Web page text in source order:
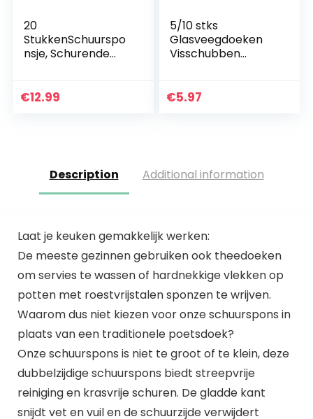
20
StukkenSchuurspo
nsje, Schurende
Sponzen, voor Het
€12.99
5/10 stks
Glasveegdoeken
Visschubben
Water, Microfiber
€5.97
Description Additional information
Laat je keuken gemakkelijk werken:
De meeste gezinnen gebruiken ook theedoeken
om servies te wassen of hardnekkige vlekken op
potten met roestvrijstalen sponzen te wrijven.
Waarom dus niet kiezen voor onze schuurspons in
plaats van een traditionele poetsdoek?
Onze schuurspons is niet te groot of te klein, deze
dubbelzijdige schuurspons biedt streepvrije
reiniging en krasvrije schuren. De gladde kant
snijdt vet en vuil en de schuurzijde verwijdert